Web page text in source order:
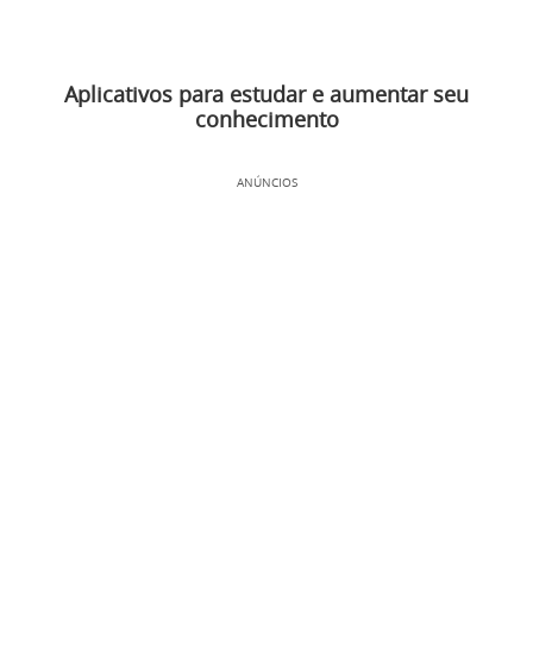
Aplicativos para estudar e aumentar seu
conhecimento
ANÚNCIOS